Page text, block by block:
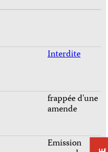
Interdite
frappée d'une
amende
Emission